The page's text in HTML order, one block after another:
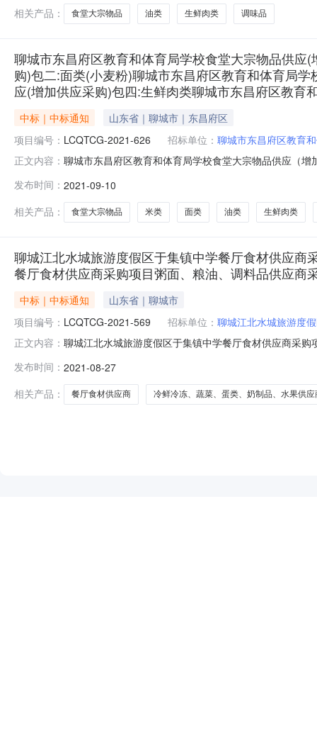
昌府区教育和体育局学校食堂大宗物品供应（增加供
相关产品： 食堂大宗物品 油类 生鲜肉类 调味品
聊城市东昌府区教育和体育局学校食堂大宗物品供
购)包二:面类(小麦粉)聊城市东昌府区教育和体育局
应(增加供应采购)包四:生鲜肉类聊城市东昌府区教育
中标｜中标通知
山东省｜聊城市｜东昌府区
项目编号： LCQTCG-2021-626 招标单位： 聊城市东昌府区教育
正文内容： 聊城市东昌府区教育和体育局学校食堂大宗物品供应（
东昌府区教育和体育局学校食堂大宗物中标公示发布时
东昌府区教育和体育局地址：聊城
发布时间： 2021-09-10
相关产品：
食堂大宗物品 米类 面类 油类 生鲜肉类
聊城江北水城旅游度假区于集镇中学餐厅食材供应
餐厅食材供应商采购项目粥面、粮油、调料品供应商
中标｜中标通知
山东省｜聊城市
项目编号： LCQTCG-2021-569 招标单位： 聊城江北水城旅游度
正文内容： 聊城江北水城旅游度假区于集镇中学餐厅食材供应商采
材供应商采购项目粥面、粮油、调料品供应商采购聊城
城市江北水城旅游度假区于集镇联系人：李主任联系
发布时间： 2021-08-27
相关产品：
餐厅食材供应商 冷鲜冷冻、蔬菜、蛋类、奶制品、水果供应